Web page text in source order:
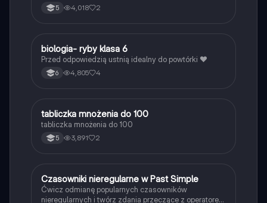
5 4,018 2
BBiologia
biologia- ryby klasa 6
Przed odpowiedzią ustnią idealny do powtórki ❤️
6 4,805 4
TMatematyka
tabliczka mnożenia do 100
tabliczka mnożenia do 100
5 3,891 2
CJęzyk angielski
Czasowniki nieregularne w Past Simple
Ćwicz odmianę popularnych czasowników
nieregularnych i twórz zdania przeczące z operatorem